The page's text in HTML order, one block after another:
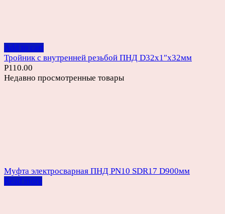
Add to cart
Тройник с внутренней резьбой ПНД D32х1″х32мм
Р110.00
Недавно просмотренные товары
Муфта электросварная ПНД PN10 SDR17 D900мм
Read more